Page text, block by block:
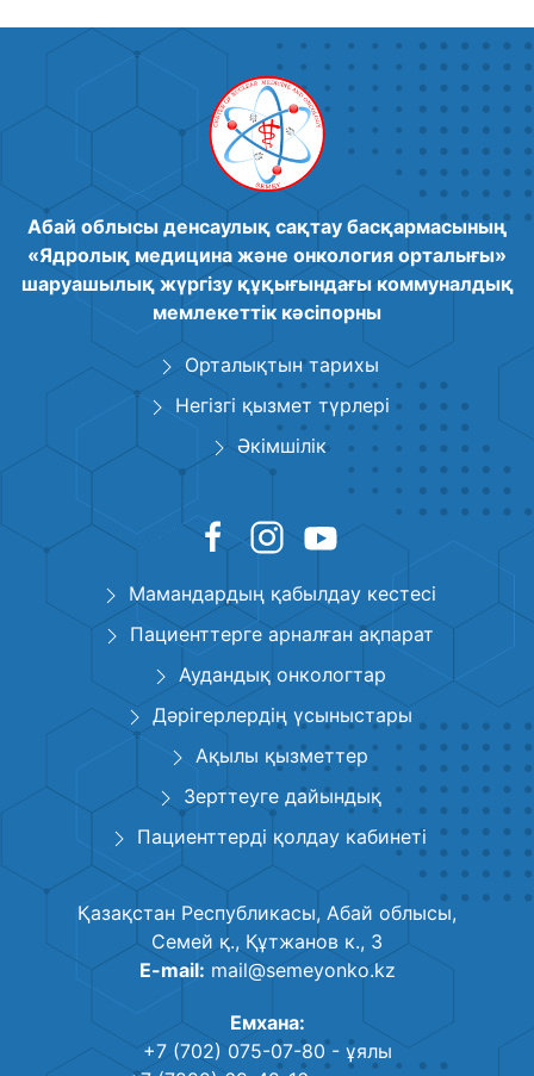
Абай облысы денсаулық сақтау басқармасының
«Ядролық медицина және онкология орталығы»
шаруашылық жүргізу құқығындағы коммуналдық
мемлекеттік кәсіпорны
Орталықтын тарихы
Негізгі қызмет түрлері
Әкімшілік
Мамандардың қабылдау кестесі
Пациенттерге арналған ақпарат
Аудандық онкологтар
Дәрігерлердің үсыныстары
Ақылы қызметтер
Зерттеуге дайындық
Пациенттерді қолдау кабинеті
Қазақстан Республикасы, Абай облысы,
Семей қ., Құтжанов к., 3
E-mail: mail@semeyonko.kz
Емхана:
+7 (702) 075-07-80- ұялы